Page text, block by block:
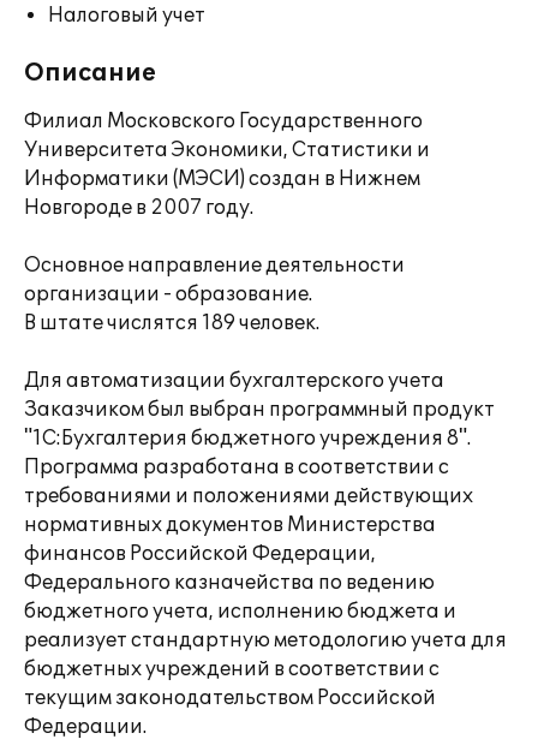
Налоговый учет
Описание
Филиал Московского Государственного
Университета Экономики, Статистики и
Информатики (МЭСИ) создан в Нижнем
Новгороде в 2007 году.
Основное направление деятельности
организации - образование.
В штате числятся 189 человек.
Для автоматизации бухгалтерского учета
Заказчиком был выбран программный продукт
"1С:Бухгалтерия бюджетного учреждения 8".
Программа разработана в соответствии с
требованиями и положениями действующих
нормативных документов Министерства
финансов Российской Федерации,
Федерального казначейства по ведению
бюджетного учета, исполнению бюджета и
реализует стандартную методологию учета для
бюджетных учреждений в соответствии с
текущим законодательством Российской
Федерации.